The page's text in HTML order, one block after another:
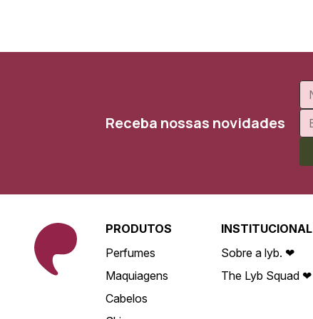
Receba nossas novidades
PRODUTOS
Perfumes
Maquiagens
Cabelos
INSTITUCIONAL
Sobre a lyb. ❤
The Lyb Squad ❤